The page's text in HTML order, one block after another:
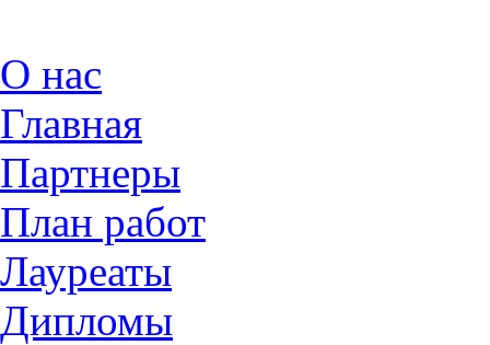
О нас
Главная
Партнеры
План работ
Лауреаты
Дипломы